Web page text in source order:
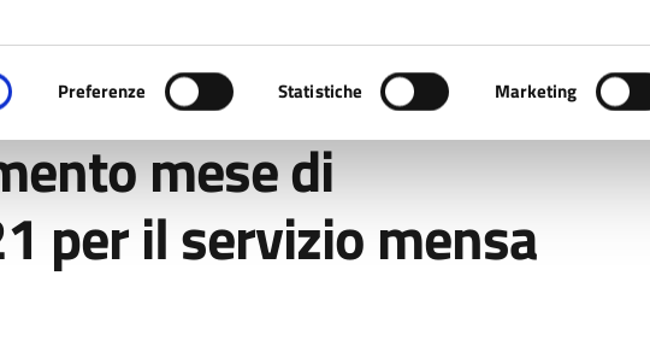
Preferenze Statistiche Marketing
mese di settembre 2021 per il servizio mensa scolastica
mese di
per il servizio mensa